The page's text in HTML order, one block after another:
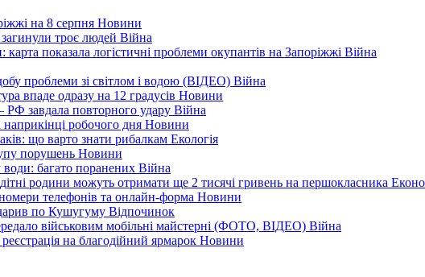
на 8 серпня Новини
троє людей Війна
показала логістичні проблеми окупантів на Запоріжжі Війна
проблеми зі світлом і водою (ВІДЕО) Війна
впаде одразу на 12 градусів Новини
РФ завдала повторного удару Війна
наприкінці робочого дня Новини
що варто знати рибалкам Екологія
порушень Новини
води: багато поранених Війна
родини можуть отримати ще 2 тисячі гривень на першокласника
телефонів та онлайн-форма Новини
по Кушугуму Відпочинок
військовим мобільні майстерні (ФОТО, ВІДЕО) Війна
на благодійний ярмарок Новини